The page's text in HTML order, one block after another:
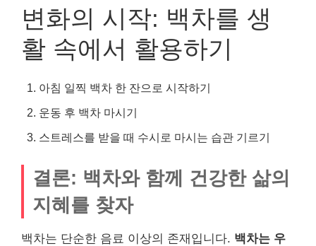
변화의 시작: 백차를 생
활 속에서 활용하기
아침 일찍 백차 한 잔으로 시작하기
운동 후 백차 마시기
스트레스를 받을 때 수시로 마시는 습관 기르기
결론: 백차와 함께 건강한 삶의
지혜를 찾자
백차는 단순한 음료 이상의 존재입니다. 백차는 우